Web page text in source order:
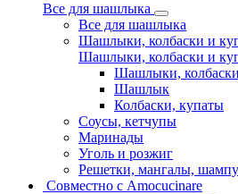
Все для шашлыка
Все для шашлыка
Шашлыки, колбаски и
Шашлыки, колбаски и
Шашлыки,
Шашлык
Колбаски, купаты
Соусы, кетчупы
Маринады
Уголь и розжиг
Решетки, мангалы,
Совместно с Amocucinare